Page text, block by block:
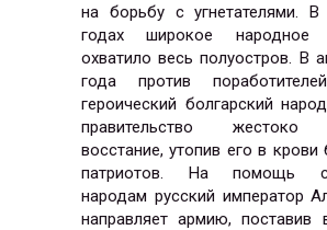
на борьбу с угнетателями. В
годах широкое народное
охватило весь полуостров. В
года против
героический болгарский
правительство жестоко
восстание, утопив его в крови
патриотов. На помощь
народам русский император
направляет армию, поставив